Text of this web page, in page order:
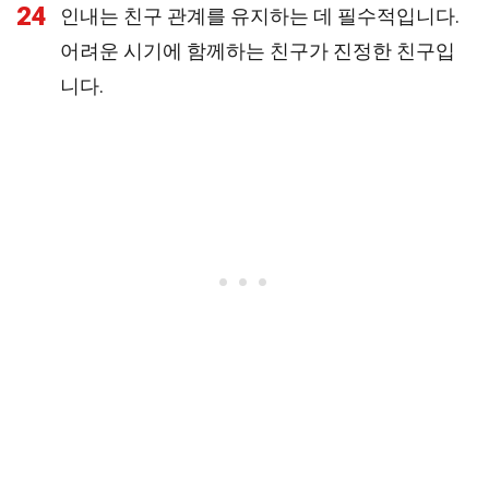
24
인내는 친구 관계를 유지하는 데 필수적입니다.
어려운 시기에 함께하는 친구가 진정한 친구입
니다.